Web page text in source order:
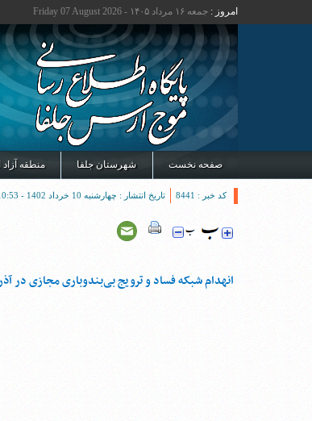
امروز : جمعه ۱۶ مرداد ۱۴۰۵ - Friday 07 August 2026
صفحه نخست شهرستان جلفا منطقه
کد خبر : 8441 تاریخ انتشار : چهارشنبه 10 خرداد 1402 - 10:53
انهدام شبکه فساد و ترویج بی‌بندوباری مجازی در